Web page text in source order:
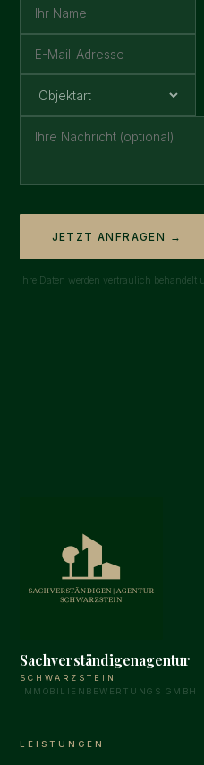
JETZT ANFRAGEN →
Ihre Daten werden vertraulich behandelt
Sachverständigenagentur
SCHWARZSTEIN
IMMOBILIENBEWERTUNGS GMBH
LEISTUNGEN